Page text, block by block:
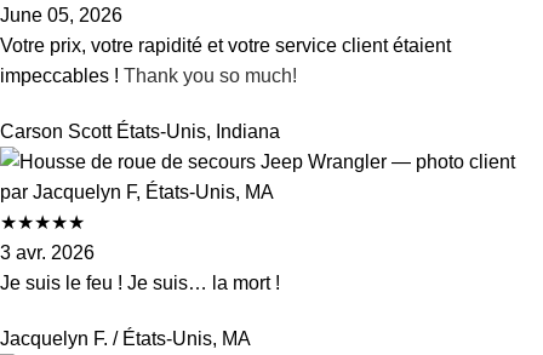
June 05, 2026
Votre prix, votre rapidité et votre service client étaient
impeccables ! Thank you so much!
Carson Scott États-Unis, Indiana
★★★★★
3 avr. 2026
Je suis le feu ! Je suis… la mort !
Jacquelyn F. / États-Unis, MA